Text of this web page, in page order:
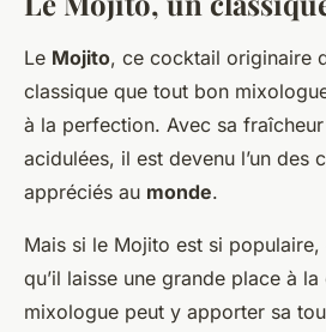
Le Mojito, ce cocktail originaire
classique que tout bon
à la perfection. Avec sa
acidulées, il est devenu l’un des
appréciés au monde.
Mais si le Mojito est si populaire,
qu’il laisse une grande place à
mixologue peut y apporter sa